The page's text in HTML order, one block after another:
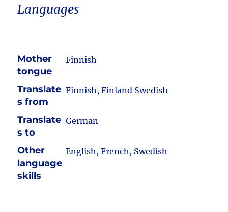
Languages
Mother
tongue
Finnish
Translate
s from
Finnish, Finland Swedish
Translate
s to
German
Other
language
skills
English, French, Swedish